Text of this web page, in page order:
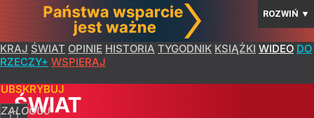
ROZWIŃ ▼
KRAJ ŚWIAT OPINIE HISTORIA TYGODNIK KSIĄŻKI WIDEO DO
RZECZY+ WSPIERAJ
ZALOGUJ
ŚWIAT